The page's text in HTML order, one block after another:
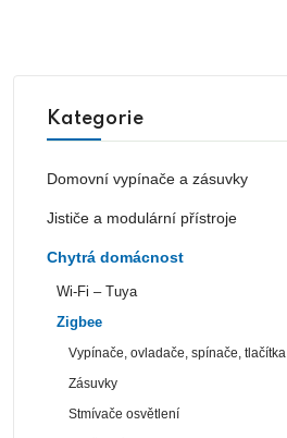
Kategorie
Domovní vypínače a zásuvky
Jističe a modulární přístroje
Chytrá domácnost
Wi-Fi – Tuya
Zigbee
Vypínače, ovladače, spínače, tlačítka
Zásuvky
Stmívače osvětlení